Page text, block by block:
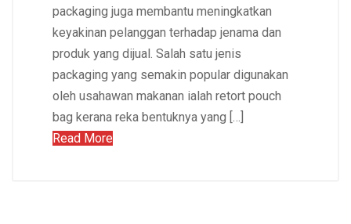
packaging juga membantu meningkatkan
keyakinan pelanggan terhadap jenama dan
produk yang dijual. Salah satu jenis
packaging yang semakin popular digunakan
oleh usahawan makanan ialah retort pouch
bag kerana reka bentuknya yang […]
Read More